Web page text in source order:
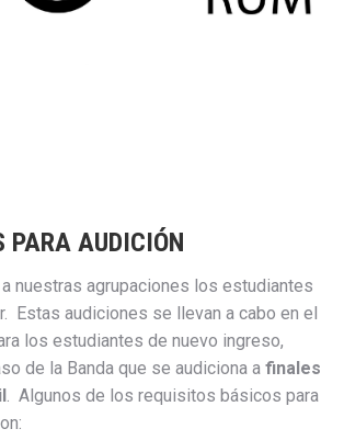
PARA AUDICIÓN
nuestras agrupaciones los estudiantes
Estas audiciones se llevan a cabo en el
los estudiantes de nuevo ingreso,
de la Banda que se audiciona a finales
. Algunos de los requisitos básicos para